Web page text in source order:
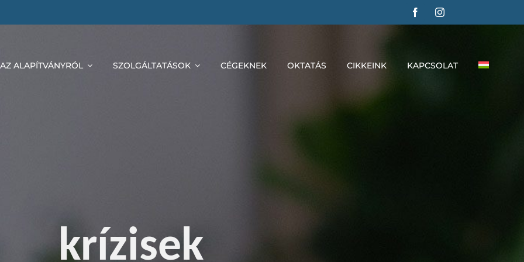
AZ ALAPÍTVÁNYRÓL SZOLGÁLTATÁSOK CÉGEKNEK OKTATÁS CIKKEINK KAPCSOLAT
krízisek